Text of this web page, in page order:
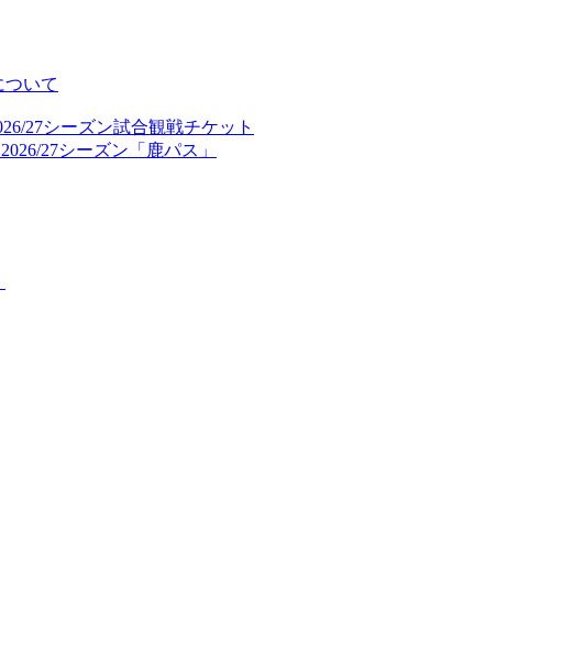
いて
27シーズン試合観戦チケット
27シーズン「鹿パス」